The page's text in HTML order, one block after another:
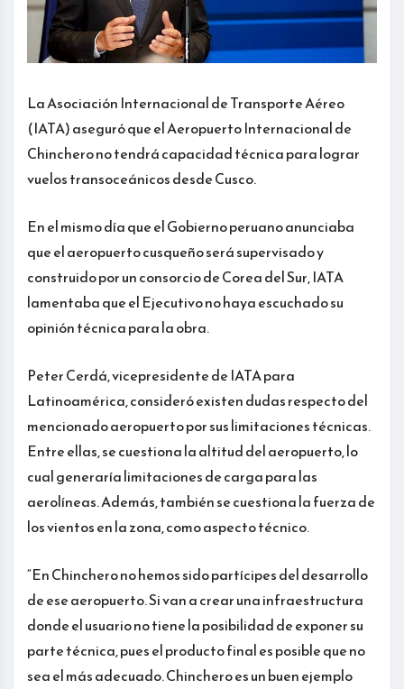
La Asociación Internacional de Transporte Aéreo
(IATA) aseguró que el Aeropuerto Internacional de
Chinchero no tendrá capacidad técnica para lograr
vuelos transoceánicos desde Cusco.
En el mismo día que el Gobierno peruano anunciaba
que el aeropuerto cusqueño será supervisado y
construido por un consorcio de Corea del Sur, IATA
lamentaba que el Ejecutivo no haya escuchado su
opinión técnica para la obra.
Peter Cerdá, vicepresidente de IATA para
Latinoamérica, consideró existen dudas respecto del
mencionado aeropuerto por sus limitaciones técnicas.
Entre ellas, se cuestiona la altitud del aeropuerto, lo
cual generaría limitaciones de carga para las
aerolíneas. Además, también se cuestiona la fuerza de
los vientos en la zona, como aspecto técnico.
“En Chinchero no hemos sido partícipes del desarrollo
de ese aeropuerto. Si van a crear una infraestructura
donde el usuario no tiene la posibilidad de exponer su
parte técnica, pues el producto final es posible que no
sea el más adecuado. Chinchero es un buen ejemplo